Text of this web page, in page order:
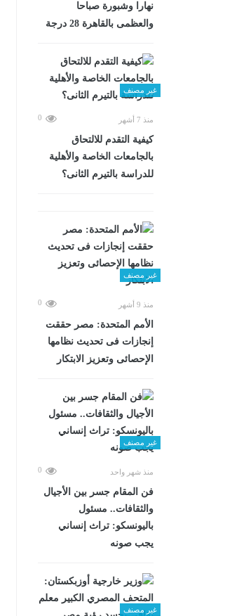
نهارا وشبورة صباحا
والعظمى بالقاهرة 28 درجة
غير مصنف
منذ 7 أشهر 0
كيفية التقدم للالتحاق
بالجامعات الخاصة والأهلية
للدراسة بالتيرم الثانى؟
غير مصنف
منذ 9 أشهر 0
الأمم المتحدة: مصر حققت
إنجازات فى تحديث نظامها
الإحصائى وتعزيز الابتكار
غير مصنف
منذ شهر واحد 0
فن المقام جسر بين الأجيال
والثقافات.. مسئول
باليونسكو: تراث إنساني
يجب صونه
غير مصنف